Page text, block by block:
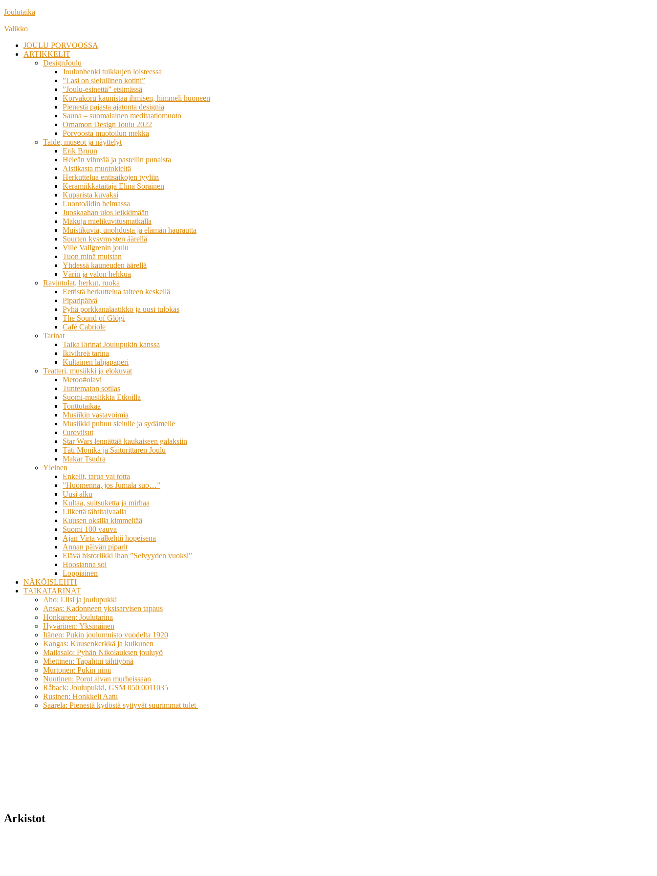
Siirry
sisältöön
Joulutaika
Valikko
JOULU PORVOOSSA
ARTIKKELIT
DesignJoulu
Joulunhenki tuikkujen loisteessa
”Lasi on sielullinen kotini”
”Joulu-esinettä” etsimässä
Korvakoru kaunistaa ihmisen, himmeli huoneen
Pienestä pajasta ajatonta designia
Sauna – suomalainen meditaatiomuoto
Ornamon Design Joulu 2022
Porvoosta muotoilun mekka
Taide, museot ja näyttelyt
Erik Bruun
Heleän vihreää ja pastellin punaista
Aistikasta muotokieltä
Herkuttelua entisaikojen tyyliin
Keramiikkataitaja Elina Sorainen
Kuparista kuvaksi
Luontoäidin helmassa
Juoskaahan ulos leikkimään
Makuja mielikuvitusmatkalla
Muistikuvia, unohdusta ja elämän haurautta
Suurten kysymysten äärellä
Ville Vallgrenin joulu
Tuon minä muistan
Yhdessä kauneuden äärellä
Värin ja valon hehkua
Ravintolat, herkut, ruoka
Eettistä herkuttelua taiteen keskellä
Piparipäivä
Pyhä porkkanalaatikko ja uusi tulokas
The Sound of Glögi
Café Cabriole
Tarinat
TaikaTarinat Joulupukin kanssa
Ikivihreä tarina
Kultainen lahjapaperi
Teatteri, musiikki ja elokuvat
Metoo#olavi
Tuntematon sotilas
Suomi-musiikkia Etkoilla
Tonttutaikaa
Musiikin vastavoimia
Musiikki puhuu sielulle ja sydämelle
€uroviisut
Star Wars lennättää kaukaiseen galaksiin
Täti Monika ja Saiturittaren Joulu
Makar Tsudra
Yleinen
Enkelit, tarua vai totta
”Huomenna, jos Jumala suo…”
Uusi alku
Kultaa, suitsuketta ja mirhaa
Liikettä tähtitaivaalla
Kuusen oksilla kimmeltää
Suomi 100 vauva
Ajan Virta välkehtii hopeisena
Annan päivän piparit
Elävä historiikki ihan ”Selvyyden vuoksi”
Hoosianna soi
Loppiainen
NÄKÖISLEHTI
TAIKATARINAT
Aho: Liisi ja joulupukki
Ansas: Kadonneen yksisarvisen tapaus
Honkanen: Joulutarina
Hyvärinen: Yksinäinen
Itänen: Pukin joulumuisto vuodelta 1920
Kangas: Kuusenkerkkä ja kulkunen
Mailasalo: Pyhän Nikolauksen jouluyö
Miettinen: Tapahtui tähtiyönä
Murtonen: Pukin nimi
Nuutinen: Porot aivan murheissaan
Råback: Joulupukki, GSM 050 0011035
Rusinen: Honkkeli Aatu
Saarela: Pienestä kydöstä syttyvät suurimmat tulet
Arkistot